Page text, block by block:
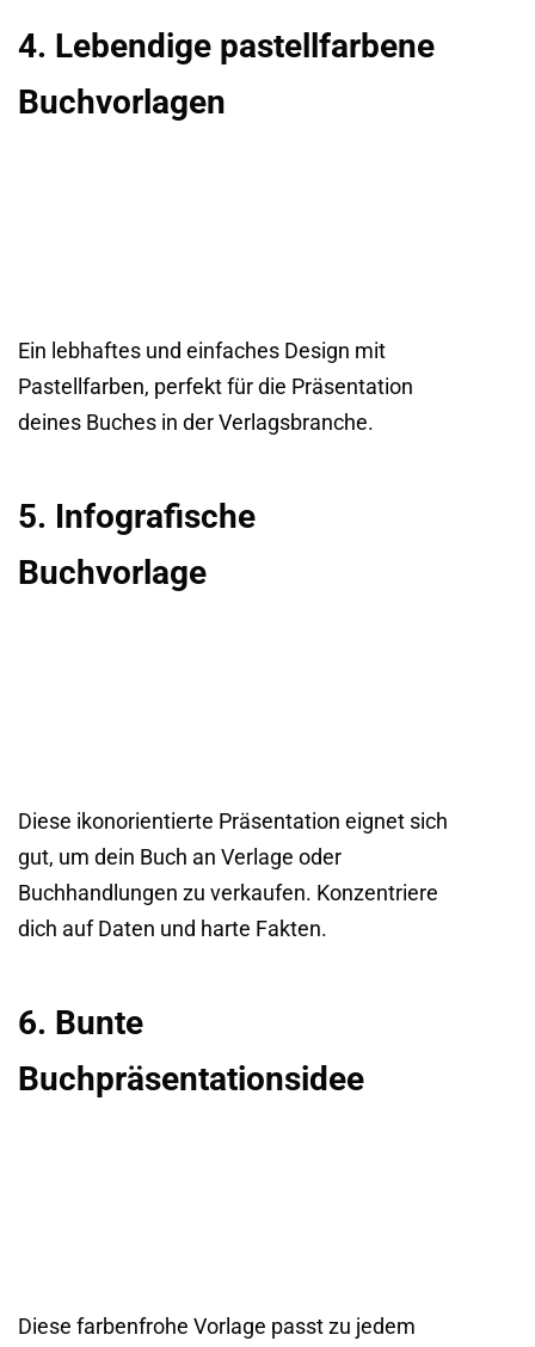
4. Lebendige pastellfarbene
Buchvorlagen
Ein lebhaftes und einfaches Design mit
Pastellfarben, perfekt für die Präsentation
deines Buches in der Verlagsbranche.
5. Infografische
Buchvorlage
Diese ikonorientierte Präsentation eignet sich
gut, um dein Buch an Verlage oder
Buchhandlungen zu verkaufen. Konzentriere
dich auf Daten und harte Fakten.
6. Bunte
Buchpräsentationsidee
Diese farbenfrohe Vorlage passt zu jedem